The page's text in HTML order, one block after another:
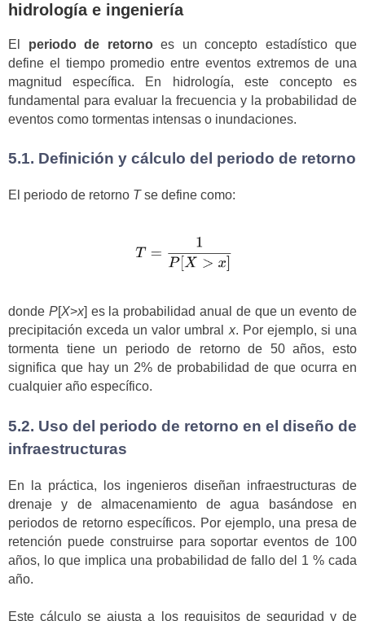
hidrología e ingeniería
El periodo de retornoes un concepto estadístico que
define el tiempo promedio entre eventos extremos de una
magnitud específica. En hidrología, este concepto es
fundamental para evaluar la frecuencia y la probabilidad de
eventos como tormentas intensas o inundaciones.
5.1. Definición y cálculo del periodo de retorno
El periodo de retorno Tse define como:
donde P[ X>x] es la probabilidad anual de que un evento de
precipitación exceda un valor umbralx. Por ejemplo, si una
tormenta tiene un periodo de retorno de 50 años, esto
significa que hay un 2% de probabilidad de que ocurra en
cualquier año específico.
5.2. Uso del periodo de retorno en el diseño de
infraestructuras
En la práctica, los ingenieros diseñan infraestructuras de
drenaje y de almacenamiento de agua basándose en
periodos de retorno específicos. Por ejemplo, una presa de
retención puede construirse para soportar eventos de 100
años, lo que implica una probabilidad de fallo del 1 % cada
año.
Este cálculo se ajusta a los requisitos de seguridad y de